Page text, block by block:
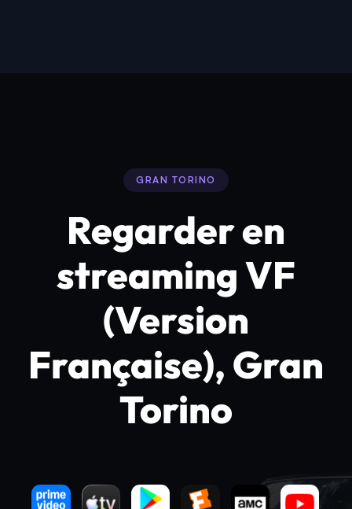
GRAN TORINO
Regarder en
streaming VF
(Version
Française), Gran
Torino